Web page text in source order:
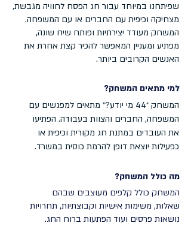
שפיתחנו במיוחד עבור חג הפסח לחוויה מגבשת,
מצחיקה וכיפית עם החברים או עם המשפחה.
המשחק מעודד יצירתיות ופותח שיח שונה,
מפתיע ומעניין המאפשר להכיר קצת אחרת את
האנשים הקרובים ביותר.
למי מתאים המשחק?
המשחק ״44 מי יודע?״ מתאים למפגשים עם
המשפחה, החברים והצוות בעבודה. הפתיעו
את העובדים במתנת חג מקורית וכיפית או
כפעילות יוצאת דופן להרמת כוסית במשרד.
מה כולל המשחק?
המשחק כולל קלפים מעוצבים שבהם
שאלות, משימות אישיות וקבוצתיות, תחרויות
נושאות פרסים ועוד הפתעות ברוח החג.